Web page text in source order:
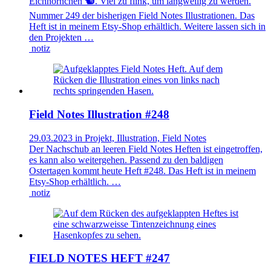
Nummer 249 der bisherigen Field Notes Illustrationen. Das
Heft ist in meinem Etsy-Shop erhältlich. Weitere lassen sich in
den Projekten …
notiz
Field Notes Illustration #248
29.03.2023 in Projekt, Illustration, Field Notes
Der Nachschub an leeren Field Notes Heften ist eingetroffen,
es kann also weitergehen. Passend zu den baldigen
Ostertagen kommt heute Heft #248. Das Heft ist in meinem
Etsy-Shop erhältlich. …
notiz
FIELD NOTES HEFT #247